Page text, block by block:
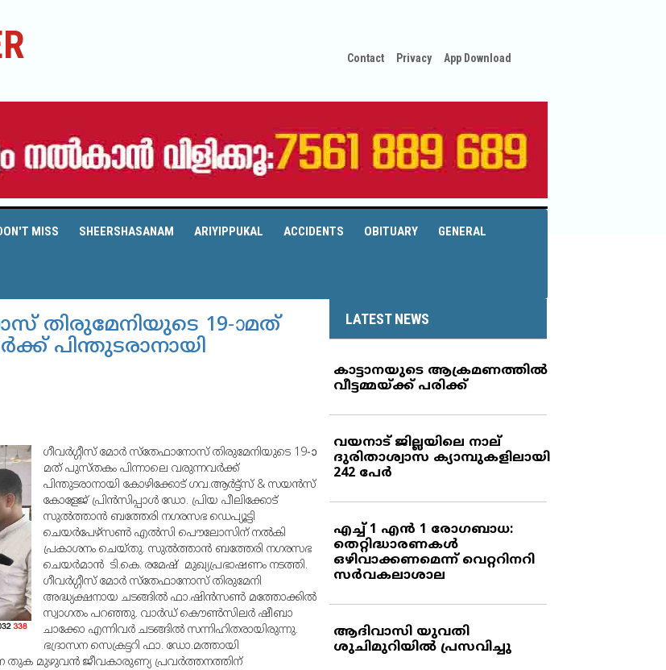
Contact Privacy App Download
MISS SHEERSHASANAM ARIYIPPUKAL ACCIDENTS OBITUARY GENERAL
തിരുമേനിയുടെ 19-ാമത്
പിന്തുടരാനായി
ഗീവര്‍ഗ്ഗീസ് മോര്‍ സ്‌തേഫാനോസ് തിരുമേനിയുടെ 19-ാ
മത് പുസ്തകം പിന്നാലെ വരുന്നവര്‍ക്ക്
പിന്തുടരാനായി കോഴിക്കോട് ഗവ.ആര്‍ട്ട്‌സ് & സയന്‍സ്
കോളേജ് പ്രിന്‍സിപ്പാള്‍ ഡോ. പ്രിയ പീലിക്കോട്
സുല്‍ത്താന്‍ ബത്തേരി നഗരസഭ ഡെപ്യൂട്ടി
ചെയര്‍പേഴ്‌സണ്‍ എല്‍സി പൌലോസിന് നല്‍കി
പ്രകാശനം ചെയ്തു. സുല്‍ത്താന്‍ ബത്തേരി നഗരസഭ
ചെയര്‍മാന്‍ ടി.കെ. രമേഷ് മുഖ്യപ്രഭാഷണം നടത്തി.
ഗീവര്‍ഗ്ഗീസ് മോര്‍ സ്‌തേഫാനോസ് തിരുമേനി
അദ്ധ്യക്ഷനായ ചടങ്ങില്‍ ഫാ.ഷിന്‍സണ്‍ മത്തോക്കില്‍
സ്വാഗതം പറഞ്ഞു. വാര്‍ഡ് കൌണ്‍സിലര്‍ ഷീബാ
ചാക്കോ എന്നിവര്‍ ചടങ്ങില്‍ സന്നിഹിതരായിരുന്നു.
ഭദ്രാസന സെക്രട്ടറി ഫാ. ഡോ.മത്തായി
തുക മുഴുവന്‍ ജീവകാരുണ്യ പ്രവര്‍ത്തനത്തിന്
LATEST NEWS
കാട്ടാനയുടെ ആക്രമണത്തില്‍
വീട്ടമ്മയ്ക്ക് പരിക്ക്
വയനാട് ജില്ലയിലെ നാല്
ദുരിതാശ്വാസ ക്യാമ്പുകളിലായി
242 പേര്‍
എച്ച് 1 എന്‍ 1 രോഗബാധ:
തെറ്റിദ്ധാരണകള്‍
ഒഴിവാക്കണമെന്ന് വെറ്ററിനറി
സര്‍വകലാശാല
ആദിവാസി യുവതി
ശുചിമുറിയില്‍ പ്രസവിച്ചു